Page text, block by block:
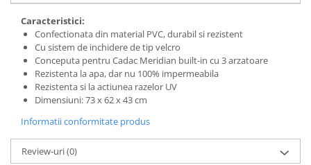
Irigații pentru grădină
Unelte electrice
Unelte pentru grădinărit
SOBE ȘI ȘEMINEE
STICLĂ TERMOREZISTENTĂ
TIMP LIBER IN NATURA
TRUSE SI ACCESORII PROFESIONALE
DE CURATARE HORN
UZ GOSPODĂRESC
Caracteristici:
Confectionata din material PVC, durabil si rezistent
Cu sistem de inchidere de tip velcro
Conceputa pentru Cadac Meridian built-in cu 3 arzatoare
Rezistenta la apa, dar nu 100% impermeabila
Rezistenta si la actiunea razelor UV
Dimensiuni: 73 x 62 x 43 cm
Informatii conformitate produs
Review-uri(0)